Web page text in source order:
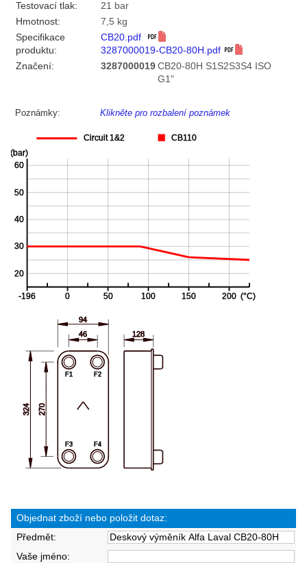
Testovací tlak:
21 bar
Hmotnost:
7,5 kg
Specifikace
produktu:
CB20.pdf
3287000019-CB20-80H.pdf
Značení:
3287000019 CB20-80H S1S2S3S4 ISO
G1"
Poznámky: Klikněte pro rozbalení poznámek
Objednat zboží nebo položit dotaz:
Předmět:
Vaše jméno: